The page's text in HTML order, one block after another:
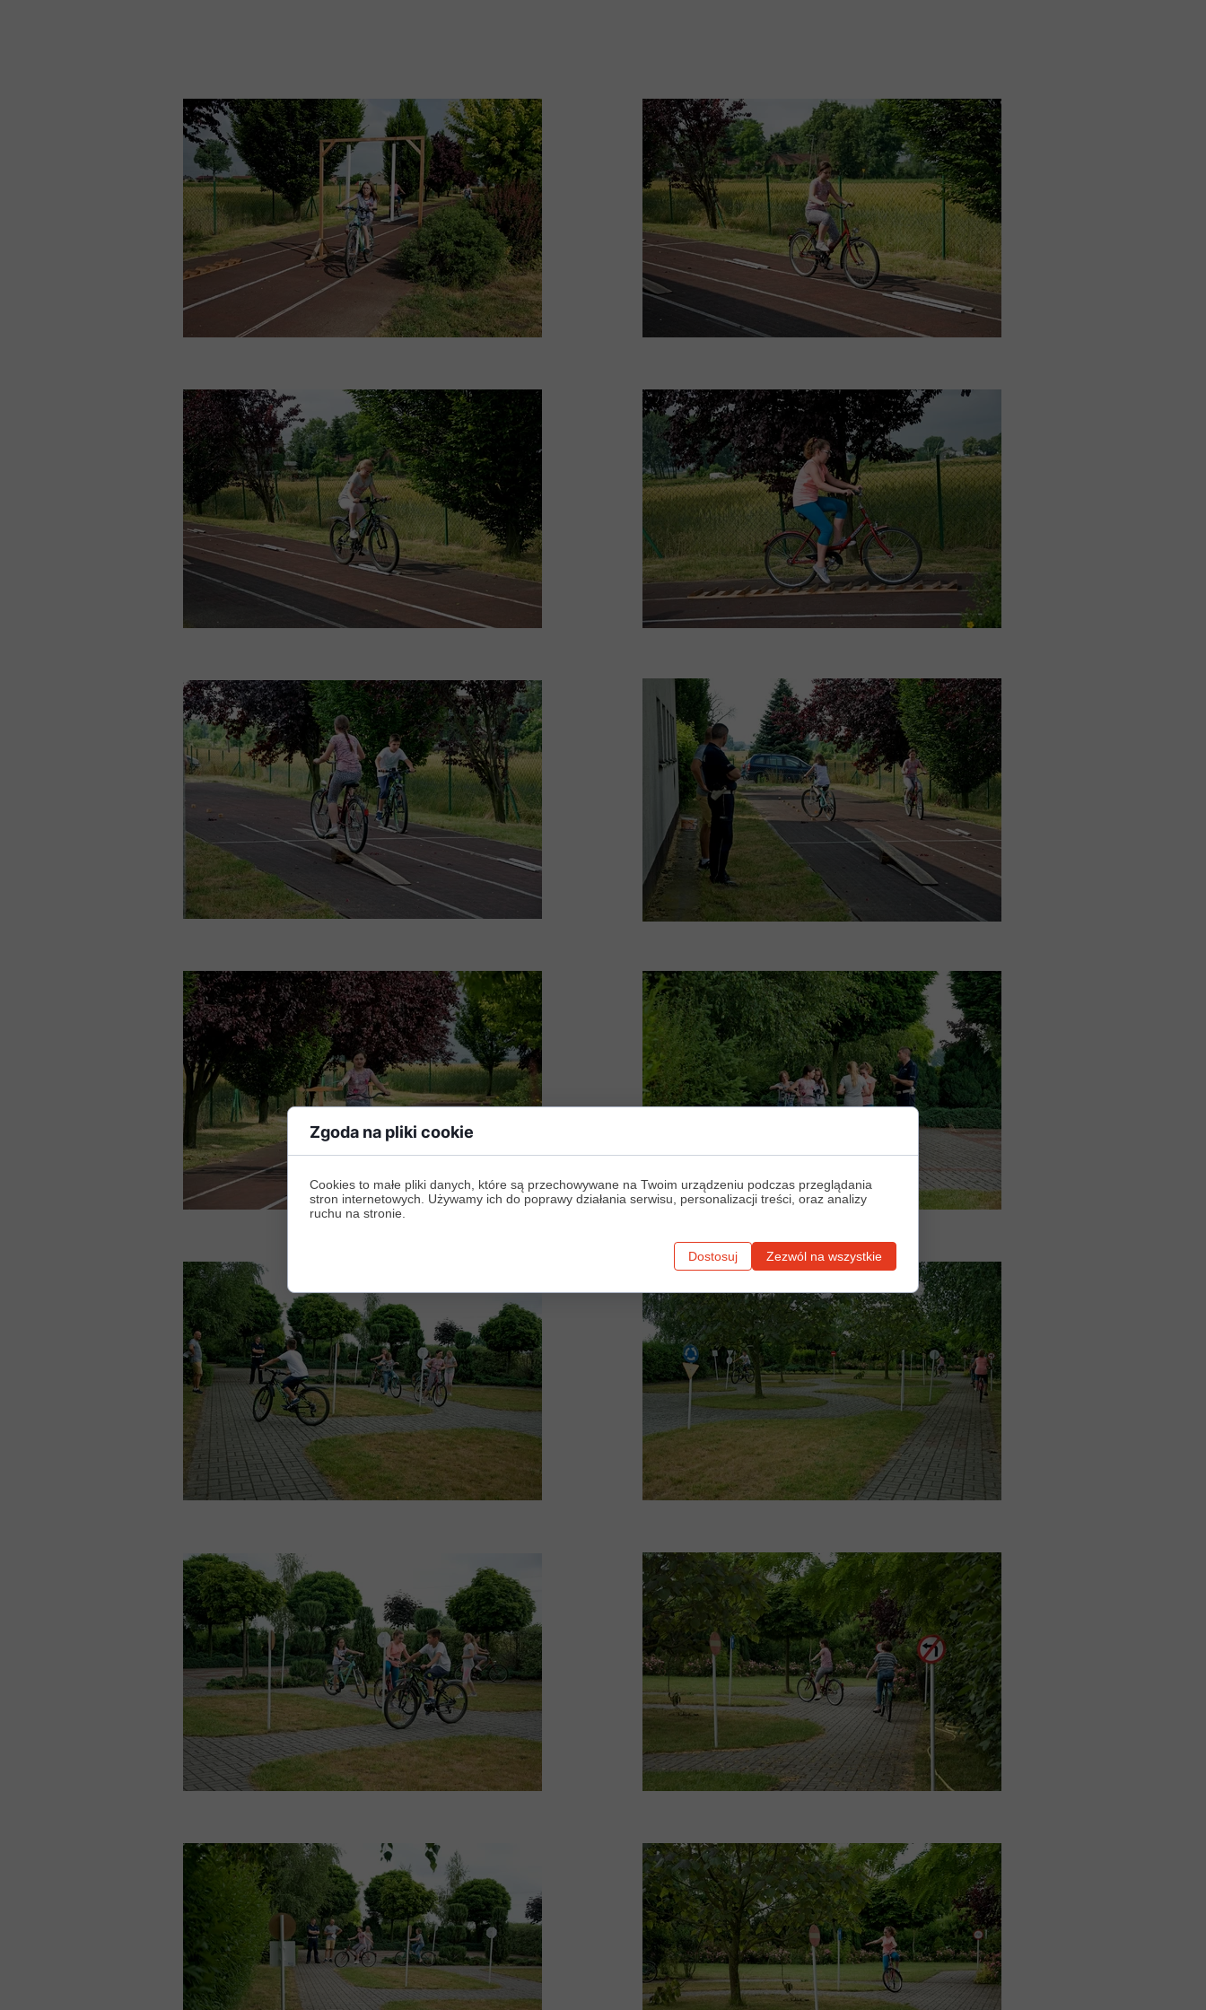
Zgoda na pliki cookie
Cookies to małe pliki danych, które są przechowywane na Twoim urządzeniu podczas przeglądania
stron internetowych. Używamy ich do poprawy działania serwisu, personalizacji treści, oraz analizy
ruchu na stronie.
Dostosuj Zezwól na wszystkie